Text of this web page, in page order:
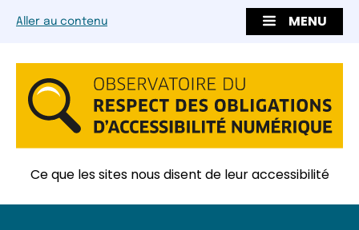
Aller au contenu MENU
Ce que les sites nous disent de leur accessibilité